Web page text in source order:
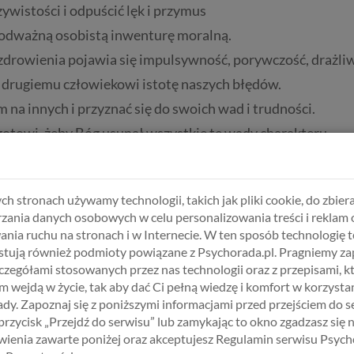
i odpuścić lęk i przymus
osobistą inwenturę moralną.
pojawia się impulsywność, porywczość,
człowiekowi istotę naszych błędów.
innych i przyznać się do swoich wad i trudności.
żeby Bóg usunął wszystkie te wady charakteru.
siebie.
w pokorze, aby usunął nasze braki.
od niego samego i chce się nauczyć aby wady nie
osób, które skrzywdziliśmy, i staliśmy się gotowi
krzywd wyrządzonych innym i ma zamiar się z tym
wszystkim, wobec których było to możliwe, z
skrzywdził.
inwenturę, z miejsca przyznając się do
stronach używamy technologii, takich jak pliki cookie, do
danych osobowych w celu personalizowania treści i reklam
ruchu na stronach i w Internecie. W ten sposób technologię
również podmioty powiązane z Psychorada.pl. Pragniemy
stosowanych przez nas technologii oraz z przepisami,
wejdą w życie, tak aby dać Ci pełną wiedzę i komfort w
Zapoznaj się z poniższymi informacjami przed przejściem do
„Przejdź do serwisu” lub zamykając to okno zgadzasz się
zawarte poniżej oraz akceptujesz Regulamin serwisu